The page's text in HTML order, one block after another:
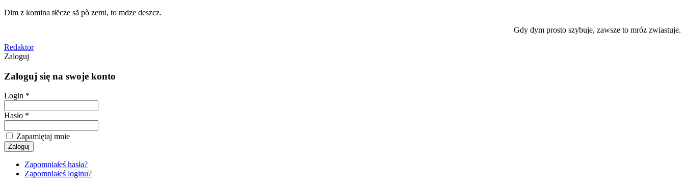
Dim z komina tłëcze sã pò zemi, to mdze deszcz.
Gdy dym prosto szybuje, zawsze to mróz zwiastuje.
Redaktor
Zaloguj
Zaloguj się na swoje konto
Login *
Hasło *
Zapamiętaj mnie
Zapomniałeś hasła?
Zapomniałeś loginu?